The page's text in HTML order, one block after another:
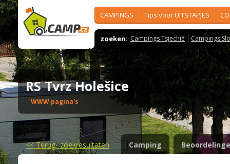
CAMPINGS Tips voor UITSTAPJES
zoeken: Campings Tsjechië Campings
RS Tvrz Holešice
WWW pagina's
<<Terug- zoekresultaten Camping